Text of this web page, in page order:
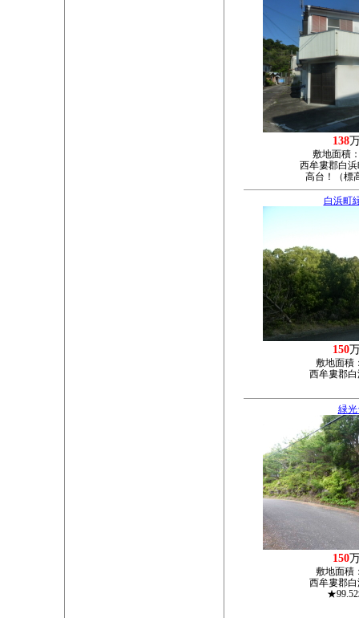
138
敷地面積
西牟婁郡白浜
高台！（標
白浜町
150
敷地面積
西牟婁郡白
緑光
150
敷地面積
西牟婁郡白